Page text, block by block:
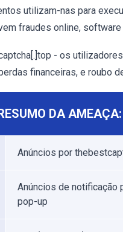
utilizam-nas para
fraudes online,
- os
financeiras, e roubo
DA AMEAÇA:
Anúncios por
Anúncios de notificação
pop-up